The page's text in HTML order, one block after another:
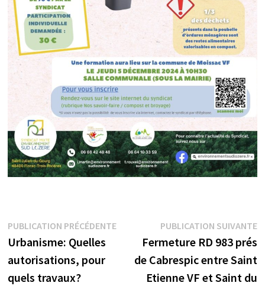
Navigation
de
l’article
PUBLICATION PRÉCÉDENTEPublication
précédente :
Urbanisme: Quelles
autorisations, pour
quels travaux?
PUBLICATION SUIVANTE
Fermeture RD 983 prés
de Cabrespic entre Saint
Etienne VF et Saint du